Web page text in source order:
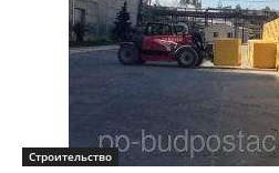
Строительство